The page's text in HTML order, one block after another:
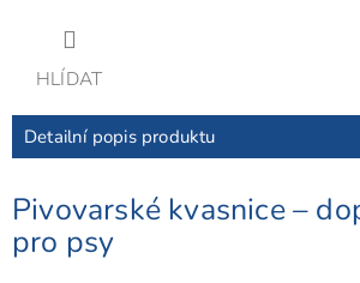
HLÍDAT
Detailní popis produktu
Pivovarské kvasnice –
pro psy